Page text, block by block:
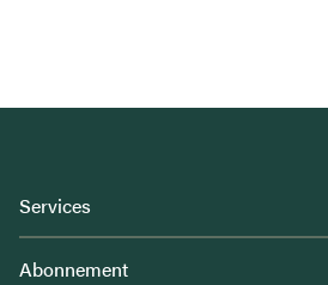
Services
Abonnement